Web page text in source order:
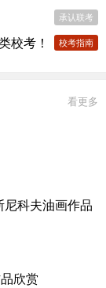
承认联考
校考指南
校考！
看更多
尼科夫油画作品
欣赏